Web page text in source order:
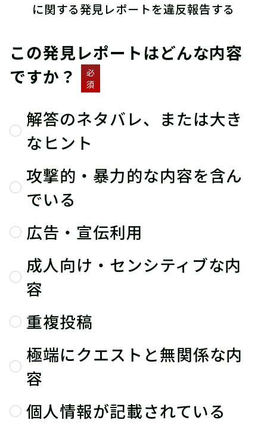
に関する発見レポートを違反報告する
この発見レポートはどんな内容
ですか？
必
須
解答のネタバレ、または大き
なヒント
攻撃的・暴力的な内容を含ん
でいる
広告・宣伝利用
成人向け・センシティブな内
容
重複投稿
極端にクエストと無関係な内
容
個人情報が記載されている